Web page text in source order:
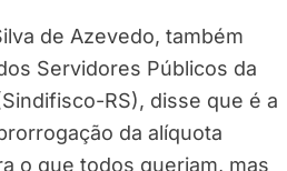
de Azevedo, também
Servidores Públicos da
RS), disse que é a
da alíquota
o que todos queriam, mas